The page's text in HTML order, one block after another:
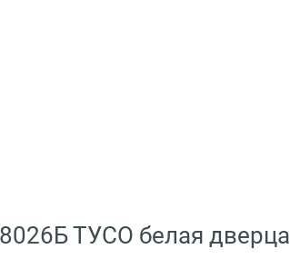
ТУСО белая дверца